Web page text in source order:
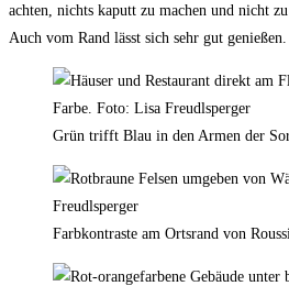
achten, nichts kaputt zu machen und nicht
Auch vom Rand lässt sich sehr gut genießen.
Grün trifft Blau in den Armen der
Farbkontraste am Ortsrand von